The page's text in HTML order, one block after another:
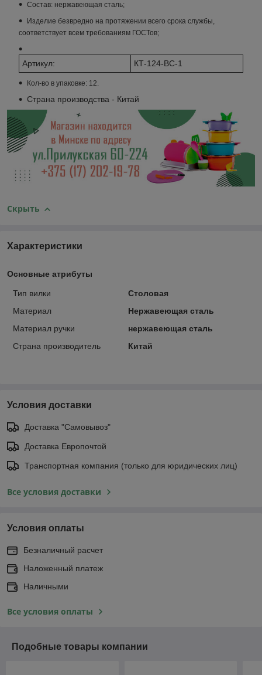
Состав: нержавеющая сталь;
Изделие безвредно на протяжении всего срока службы,
соответствует всем требованиям ГОСТов;
Артикул: КТ-124-ВС-1
Кол-во в упаковке: 12.
Страна производства - Китай
Скрыть
Характеристики
Основные атрибуты
Тип вилки
Столовая
Материал
Нержавеющая сталь
Материал ручки
нержавеющая сталь
Страна производитель
Китай
Условия доставки
Доставка "Самовывоз"
Доставка Европочтой
Транспортная компания (только для юридических лиц)
Все условия доставки
Условия оплаты
Безналичный расчет
Наложенный платеж
Наличными
Все условия оплаты
Подобные товары компании